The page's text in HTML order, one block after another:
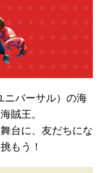
ニバーサル）の海
賊王。
台に、友だちにな
もう！